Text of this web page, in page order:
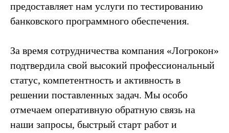
предоставляет нам услуги по тестированию
банковского программного обеспечения.
За время сотрудничества компания «Логрокон»
подтвердила свой высокий профессиональный
статус, компетентность и активность в
решении поставленных задач. Мы особо
отмечаем оперативную обратную связь на
наши запросы, быстрый старт работ и